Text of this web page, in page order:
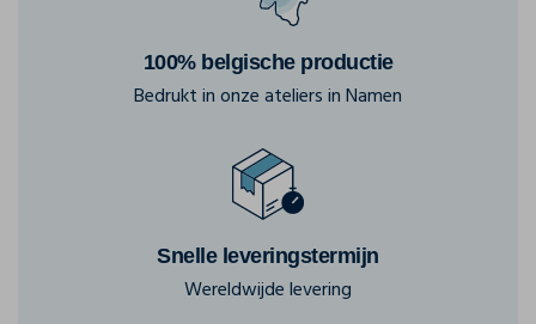
100% belgische productie
Bedrukt in onze ateliers in Namen
Snelle leveringstermijn
Wereldwijde levering